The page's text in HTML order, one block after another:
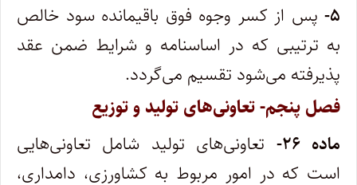
۵- پس از کسر وجوه فوق باقیمانده سود خالص
به ترتیبی که در اساسنامه و شرایط ضمن عقد
پذیرفته می‌شود تقسیم می‌گردد.
فصل پنجم- تعاونی‌های تولید و توزیع
ماده ۲۶-
تعاونی‌های تولید شامل تعاونی‌هایی
است که در امور مربوط به کشاورزی، دامداری،